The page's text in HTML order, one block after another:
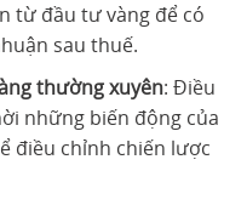
từ đầu tư vàng để có
sau thuế.
thường xuyên: Điều
những biến động của
điều chỉnh chiến lược